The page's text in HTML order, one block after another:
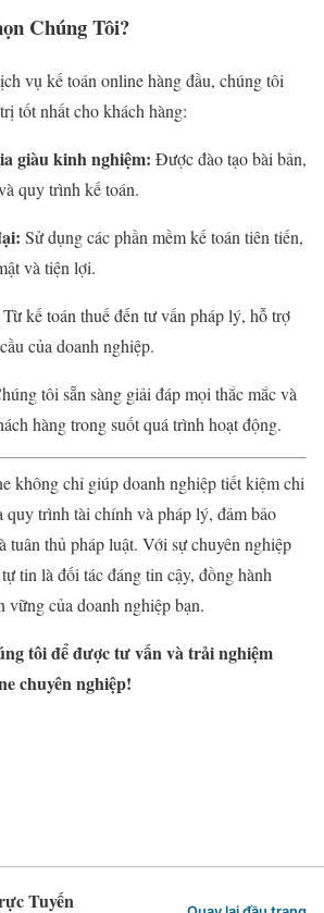
Chúng Tôi?
vụ kế toán online hàng đầu, chúng tôi
tốt nhất cho khách hàng:
giàu kinh nghiệm: Được đào tạo bài bản,
quy trình kế toán.
Sử dụng các phần mềm kế toán tiên tiến,
và tiện lợi.
Từ kế toán thuế đến tư vấn pháp lý, hỗ trợ
của doanh nghiệp.
tôi sẵn sàng giải đáp mọi thắc mắc và
hàng trong suốt quá trình hoạt động.
không chỉ giúp doanh nghiệp tiết kiệm chi
quy trình tài chính và pháp lý, đảm bảo
tuân thủ pháp luật. Với sự chuyên nghiệp
tin là đối tác đáng tin cậy, đồng hành
vững của doanh nghiệp bạn.
tôi để được tư vấn và trải nghiệm
chuyên nghiệp!
Tuyến